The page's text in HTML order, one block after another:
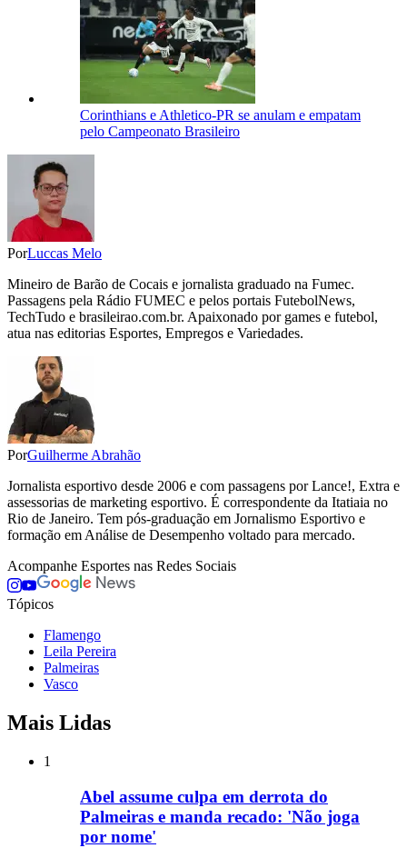
Corinthians e Athletico-PR se anulam e empatam
pelo Campeonato Brasileiro
PorLuccas Melo
Mineiro de Barão de Cocais e jornalista graduado na Fumec.
Passagens pela Rádio FUMEC e pelos portais FutebolNews,
TechTudo e brasileirao.com.br. Apaixonado por games e futebol,
atua nas editorias Esportes, Empregos e Variedades.
PorGuilherme Abrahão
Jornalista esportivo desde 2006 e com passagens por Lance!, Extra e
assessorias de marketing esportivo. É correspondente da Itatiaia no
Rio de Janeiro. Tem pós-graduação em Jornalismo Esportivo e
formação em Análise de Desempenho voltado para mercado.
Acompanhe Esportes nas Redes Sociais
Tópicos
Flamengo
Leila Pereira
Palmeiras
Vasco
Mais Lidas
1
Abel assume culpa em derrota do
Palmeiras e manda recado: 'Não joga
por nome'